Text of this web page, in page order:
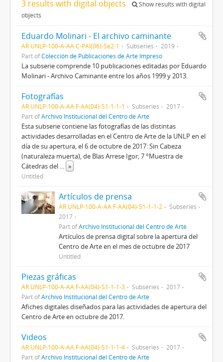
3 results with digital objects
Show results with digital
objects
Eduardo Molinari - El archivo caminante
AR UNLP-100-A-AA C-PAI(06)-Se2-1 Subseries
2019
Part ofColección de Publicaciones de Arte Impreso
La subserie comprende 10 publicaciones editadas por Eduardo
Molinari - Archivo Caminante entre los años 1999 y 2013.
Fotografías
AR UNLP-100-A-AA F-AA(04)-S1-1-1-1 Subseries
2017
Part ofArchivo Institucional del Centro de Arte
Esta subserie contiene las fotografías de las distintas
actividades desarrolladas en el Centro de Arte de la UNLP en el
día de su apertura, el 6 de octubre de 2017: Sin Cabeza
(naturaleza muerta), de Blas Arrese Igor; 7 °Muestra de
Cátedras del ... »
Untitled
Artículos de prensa
AR UNLP-100-A-AA F-AA(04)-S1-1-1-2
Subseries
2017
Part ofArchivo Institucional del Centro de Arte
Artículos de prensa digital sobre la apertura del
Centro de Arte en el mes de octubre de 2017
Untitled
Piezas gráficas
AR UNLP-100-A-AA F-AA(04)-S1-1-1-3 Subseries
2017
Part ofArchivo Institucional del Centro de Arte
Afiches digitales diseñados para las actividades de apertura del
Centro de Arte en octubre de 2017.
Videos
AR UNLP-100-A-AA F-AA(04)-S1-1-1-4 Subseries
2017
Part ofArchivo Institucional del Centro de Arte